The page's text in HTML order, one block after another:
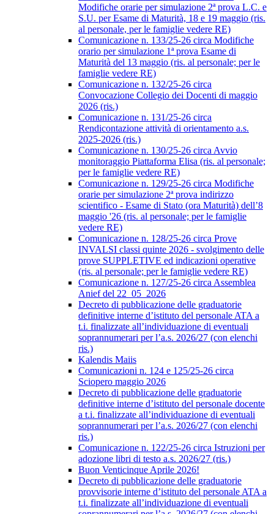
Modifiche orarie per simulazione 2ª prova L.C. e
S.U. per Esame di Maturità, 18 e 19 maggio (ris.
al personale, per le famiglie vedere RE)
Comunicazione n. 133/25-26 circa Modifiche
orario per simulazione 1ª prova Esame di
Maturità del 13 maggio (ris. al personale; per le
famiglie vedere RE)
Comunicazione n. 132/25-26 circa
Convocazione Collegio dei Docenti di maggio
2026 (ris.)
Comunicazione n. 131/25-26 circa
Rendicontazione attività di orientamento a.s.
2025-2026 (ris.)
Comunicazione n. 130/25-26 circa Avvio
monitoraggio Piattaforma Elisa (ris. al personale;
per le famiglie vedere RE)
Comunicazione n. 129/25-26 circa Modifiche
orarie per simulazione 2ª prova indirizzo
scientifico - Esame di Stato (ora Maturità) dell’8
maggio '26 (ris. al personale; per le famiglie
vedere RE)
Comunicazione n. 128/25-26 circa Prove
INVALSI classi quinte 2026 - svolgimento delle
prove SUPPLETIVE ed indicazioni operative
(ris. al personale; per le famiglie vedere RE)
Comunicazione n. 127/25-26 circa Assemblea
Anief del 22_05_2026
Decreto di pubblicazione delle graduatorie
definitive interne d’istituto del personale ATA a
t.i. finalizzate all’individuazione di eventuali
soprannumerari per l’a.s. 2026/27 (con elenchi
ris.)
Kalendis Maiis
Comunicazioni n. 124 e 125/25-26 circa
Sciopero maggio 2026
Decreto di pubblicazione delle graduatorie
definitive interne d’istituto del personale docente
a t.i. finalizzate all’individuazione di eventuali
soprannumerari per l’a.s. 2026/27 (con elenchi
ris.)
Comunicazione n. 122/25-26 circa Istruzioni per
adozione libri di testo a.s. 2026/27 (ris.)
Buon Venticinque Aprile 2026!
Decreto di pubblicazione delle graduatorie
provvisorie interne d’istituto del personale ATA a
t.i. finalizzate all’individuazione di eventuali